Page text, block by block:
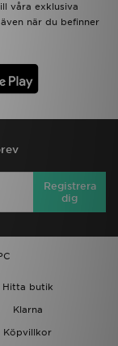
våra exklusiva
när du befinner
Registrera
dig
Hitta butik
Klarna
Köpvillkor